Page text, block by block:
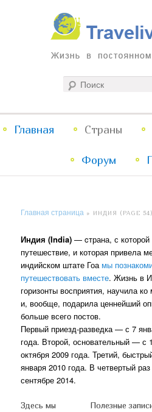
Traveliving
Жизнь в постоянном путешествии
меню
к
к
Главная Страны
Форум
Главная страница » ИНДИЯ (PAGE 54)
Индия (India) — cтрана, с
путешествие, и которая привела
индийском штате Гоа мы
путешествовать вместе. Жизнь в
горизонты восприятия, научила
и, вообще, подарила ценнейший
больше всего постов.
Первый приезд-разведка — с 7
года. Второй, основательный — с
октября 2009 года. Третий,
января 2010 года. В четвертый
сентябре 2014.
Здесь мы
Полезные